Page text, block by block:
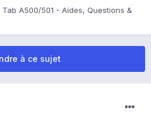
A500/501 - Aides, Questions &
à ce sujet